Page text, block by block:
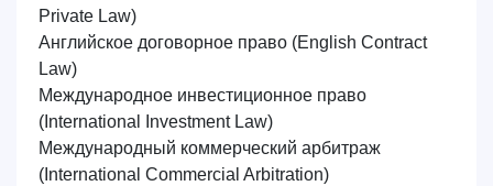
Private Law)
Английское договорное право (English Contract
Law)
Международное инвестиционное право
(International Investment Law)
Международный коммерческий арбитраж
(International Commercial Arbitration)